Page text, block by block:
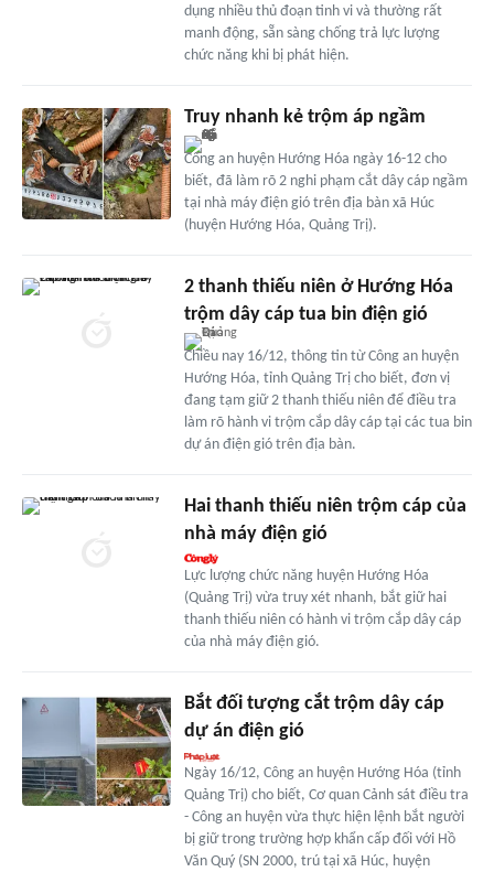
dụng nhiều thủ đoạn tinh vi và thường rất
manh động, sẵn sàng chống trả lực lượng
chức năng khi bị phát hiện.
Truy nhanh kẻ trộm áp ngầm
Công an huyện Hướng Hóa ngày 16-12 cho
biết, đã làm rõ 2 nghi phạm cắt dây cáp ngầm
tại nhà máy điện gió trên địa bàn xã Húc
(huyện Hướng Hóa, Quảng Trị).
2 thanh thiếu niên ở Hướng Hóa
trộm dây cáp tua bin điện gió
Chiều nay 16/12, thông tin từ Công an huyện
Hướng Hóa, tỉnh Quảng Trị cho biết, đơn vị
đang tạm giữ 2 thanh thiếu niên để điều tra
làm rõ hành vi trộm cắp dây cáp tại các tua bin
dự án điện gió trên địa bàn.
Hai thanh thiếu niên trộm cáp của
nhà máy điện gió
Lực lượng chức năng huyện Hướng Hóa
(Quảng Trị) vừa truy xét nhanh, bắt giữ hai
thanh thiếu niên có hành vi trộm cắp dây cáp
của nhà máy điện gió.
Bắt đối tượng cắt trộm dây cáp
dự án điện gió
Ngày 16/12, Công an huyện Hướng Hóa (tỉnh
Quảng Trị) cho biết, Cơ quan Cảnh sát điều tra
- Công an huyện vừa thực hiện lệnh bắt người
bị giữ trong trường hợp khẩn cấp đối với Hồ
Văn Quý (SN 2000, trú tại xã Húc, huyện